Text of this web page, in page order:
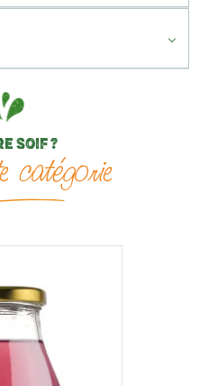
SOIF ?
catégorie